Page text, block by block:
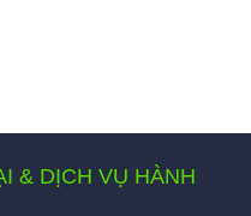
& DỊCH VỤ HÀNH